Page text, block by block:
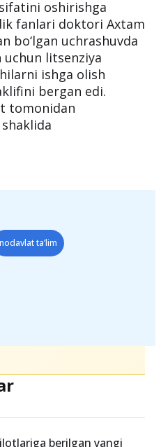
oshirishga
fanlari doktori Axtam
bo‘lgan uchrashuvda
litsenziya
ishga olish
bergan edi.
tomonidan
nodavlat ta’lim
berilgan yangi